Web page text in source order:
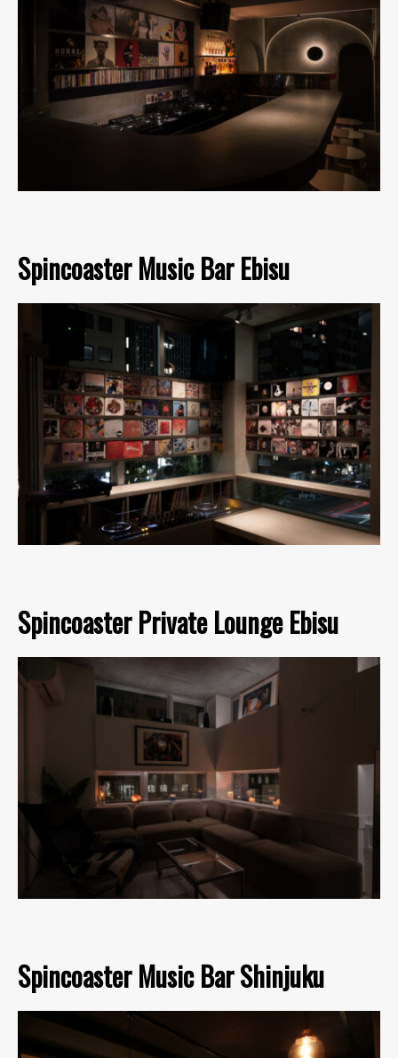
Spincoaster Music Bar Ebisu
Spincoaster Private Lounge Ebisu
Spincoaster Music Bar Shinjuku